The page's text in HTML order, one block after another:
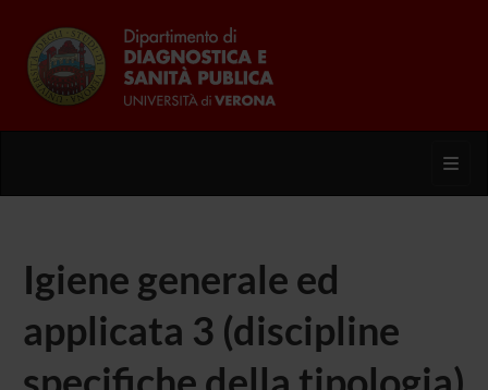
Igiene generale ed
applicata 3 (discipline